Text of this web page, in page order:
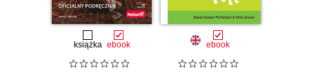
książka ebook ebook